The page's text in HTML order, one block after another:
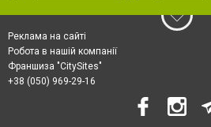
Реклама на сайті
Робота в нашій компанії
Франшиза "CitySites"
+38 (050) 969-29-16